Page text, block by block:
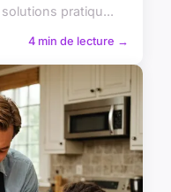
pratiqu...
4 min de lecture →